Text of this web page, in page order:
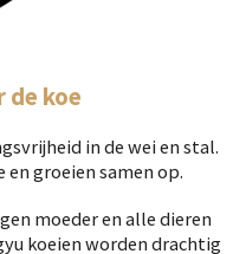
de koe
in de wei en stal.
en groeien samen op.
moeder en alle dieren
koeien worden drachtig